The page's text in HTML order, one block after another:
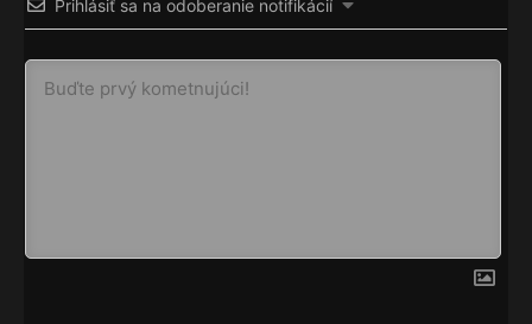
Prihlásiť sa na odoberanie notifikácií